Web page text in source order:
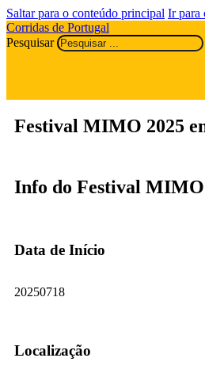
Saltar para o conteúdo principal Ir para
Corridas de Portugal
Pesquisar
Festival MIMO 2025
Info do Festival MIMO
Data de Início
20250718
Localização